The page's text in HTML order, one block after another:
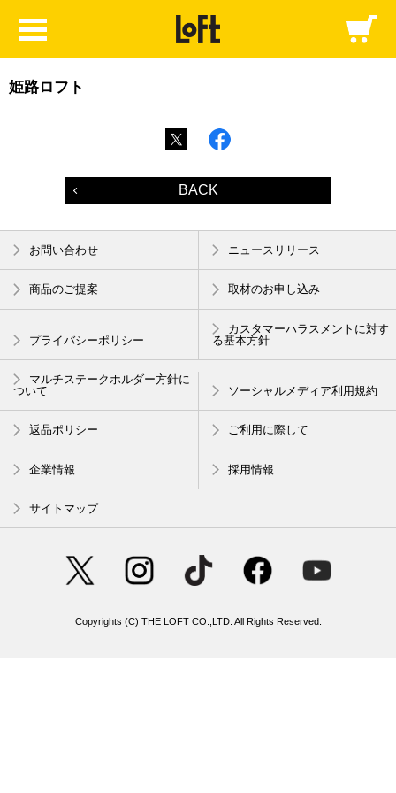
姫路ロフト
BACK
お問い合わせ ニュースリリース
商品のご提案 取材のお申し込み
プライバシーポリシー
カスタマーハラスメントに対す
る基本方針
マルチステークホルダー方針に
ついて
ソーシャルメディア利用規約
返品ポリシー ご利用に際して
企業情報 採用情報
サイトマップ
Copyrights (C) THE LOFT CO.,LTD. All Rights Reserved.